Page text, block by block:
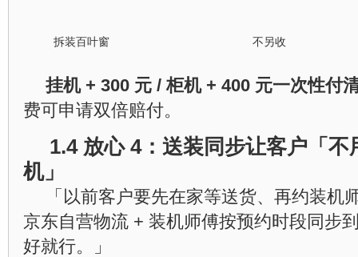
拆装百叶窗 不另收
挂机 + 300 元 / 柜机 + 400 元一次性付
费可申请双倍赔付。
1.4 放心 4：送装同步让客户「不
机」
「以前客户要先在家等送货、再约装机
京东自营物流 + 装机师傅按预约时段同
好就行。」